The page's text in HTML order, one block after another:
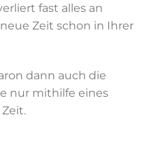
fast alles an
Zeit schon in Ihrer
dann auch die
nur mithilfe eines